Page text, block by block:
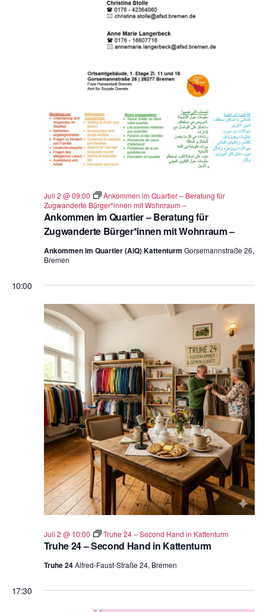
Ankommen im Quartier – Beratung für
Zugwanderte Bürger*innen mit Wohnraum –
Juli 2 @ 09:00
Ankommen im Quartier – Beratung für
Zugwanderte Bürger*innen mit Wohnraum –
Ankommen im Quartier (AiQ) Kattenturm Gorsemannstraße 26,
Bremen
10:00
Truhe 24 – Second Hand in Kattenturm
Juli 2 @ 10:00 Truhe 24 – Second Hand in Kattenturm
Truhe 24Alfred-Faust-Straße 24, Bremen
17:30